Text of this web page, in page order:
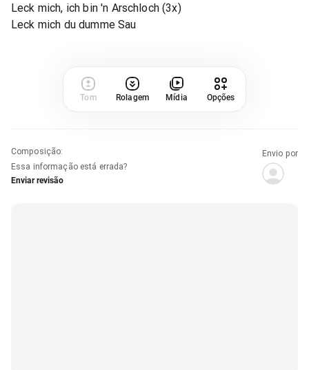
Leck mich, ich bin 'n Arschloch (3x)
Leck mich du dumme Sau
Tom Rolagem Mídia Opções
Composição:
Essa informação está errada?
Enviar revisão
Envio por